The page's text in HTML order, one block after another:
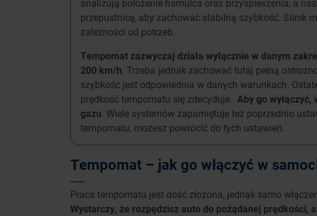
analizują położenie hamulca oraz przyspieszenia, a
przepustnicę, aby zachować stabilną szybkość. Silnik
zależności od potrzeb.
Tempomat zazwyczaj działa wyłącznie w danym
200 km/h . Trzeba jednak zachować tutaj pełną
szybkość jest odpowiednia w danych warunkach.
prędkość tempomatu się zdecyduje. Aby go
gazu . Wiele systemów zapamiętuje też poprzednio
tempomatu, możesz powrócić do tych ustawień.
Tempomat – jak go włączyć w
Praca tempomatu jest dość złożona, jednak samo
Wystarczy, że rozpędzisz auto do pożądanej prędkości,